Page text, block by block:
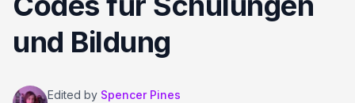
und Bildung
Edited by Spencer Pines